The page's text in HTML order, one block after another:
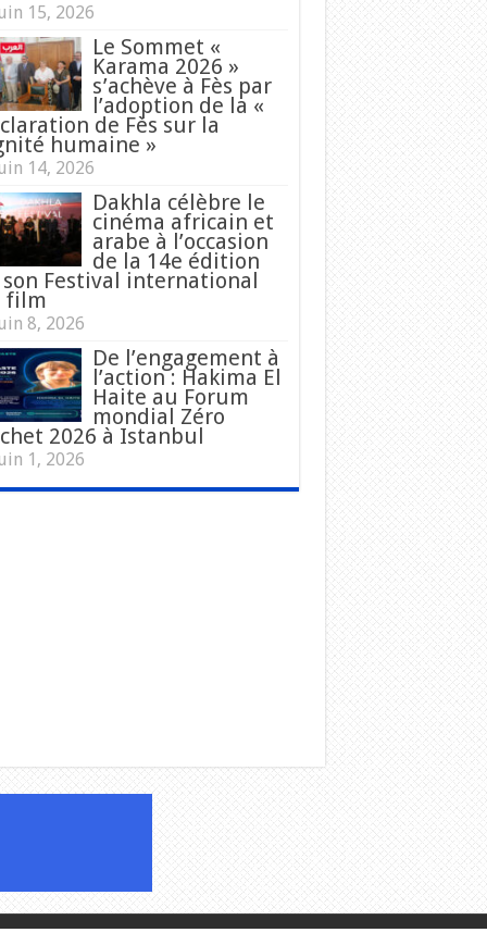
15, 2026
Le Sommet «
Karama 2026 »
s’achève à Fès par
l’adoption de la «
de Fès sur la
humaine »
14, 2026
Dakhla célèbre le
cinéma africain et
arabe à l’occasion
de la 14e édition
son Festival international
film
8, 2026
De l’engagement à
l’action : Hakima El
Haite au Forum
mondial Zéro
2026 à Istanbul
1, 2026